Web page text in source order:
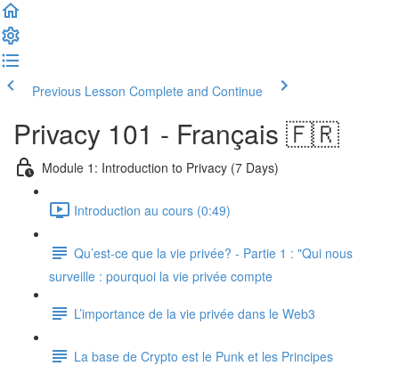
Previous Lesson Complete and Continue
Privacy 101 - Français 🇫🇷
Module 1: Introduction to Privacy (7 Days)
Introduction au cours (0:49)
Qu’est-ce que la vie privée? - Partie 1 : "Qui nous
surveille : pourquoi la vie privée compte
L’importance de la vie privée dans le Web3
La base de Crypto est le Punk et les Principes